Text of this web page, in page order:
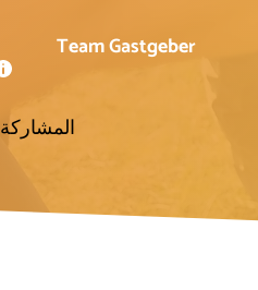
المشاركة
Team Gastgeber